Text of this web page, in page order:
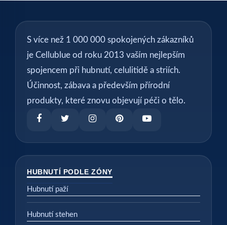
S více než 1 000 000 spokojených zákazníků
je Cellublue od roku 2013 vaším nejlepším
spojencem při hubnutí, celulitidě a striích.
Účinnost, zábava a především přírodní
produkty, které znovu objevují péči o tělo.
HUBNUTÍ PODLE ZÓNY
Hubnutí paží
Hubnutí stehen